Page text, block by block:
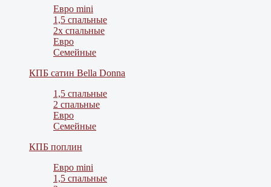
Евро mini
1,5 спальные
2х спальные
Евро
Семейные
КПБ сатин Bella Donna
1,5 спальные
2 спальные
Евро
Семейные
КПБ поплин
Евро mini
1,5 спальные